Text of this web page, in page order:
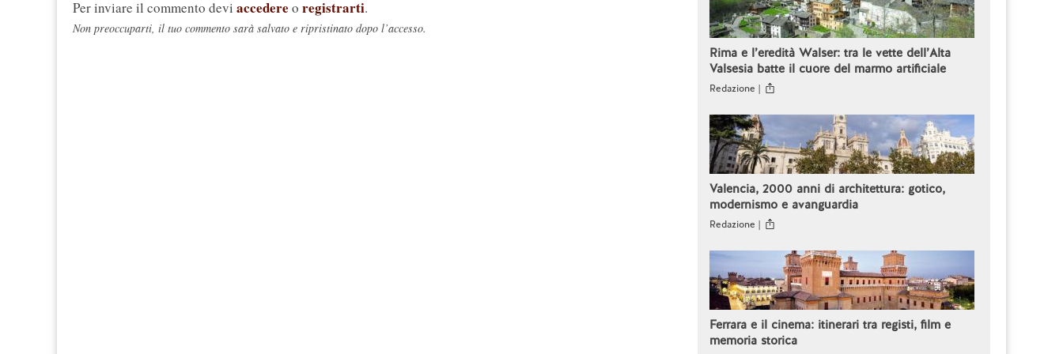
Per inviare il commento devi accedere o registrarti.
Non preoccuparti, il tuo commento sarà salvato e ripristinato dopo l’accesso.
Rima e l’eredità Walser: tra le vette dell’Alta
Valsesia batte il cuore del marmo artificiale
Redazione |
Valencia, 2000 anni di architettura: gotico,
modernismo e avanguardia
Redazione |
Ferrara e il cinema: itinerari tra registi, film e
memoria storica